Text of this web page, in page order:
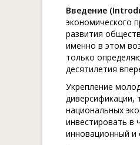
Введение (
экономического
развития
именно в этом
только
десятилетия
Укрепление
диверсификации,
национальных
инвестировать в
инновационный и